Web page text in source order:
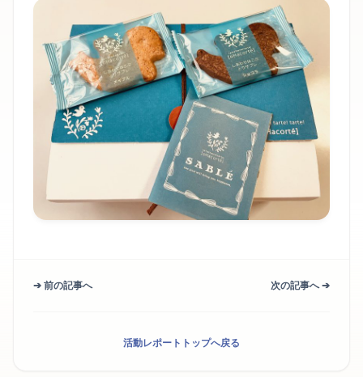
➔ 前の記事へ 次の記事へ ➔
活動レポートトップへ戻る